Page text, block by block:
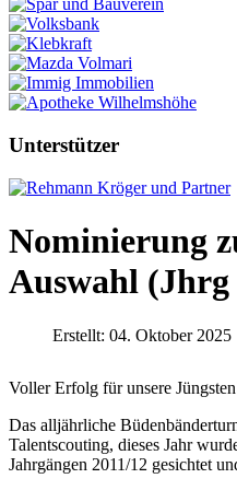
Unterstützer
Nominierung
Auswahl (Jhrg
Erstellt: 04. Oktober 2025
Voller Erfolg für unsere
Das alljährliche
Talentscouting, dieses Jahr
Jahrgängen 2011/12 gesichtet